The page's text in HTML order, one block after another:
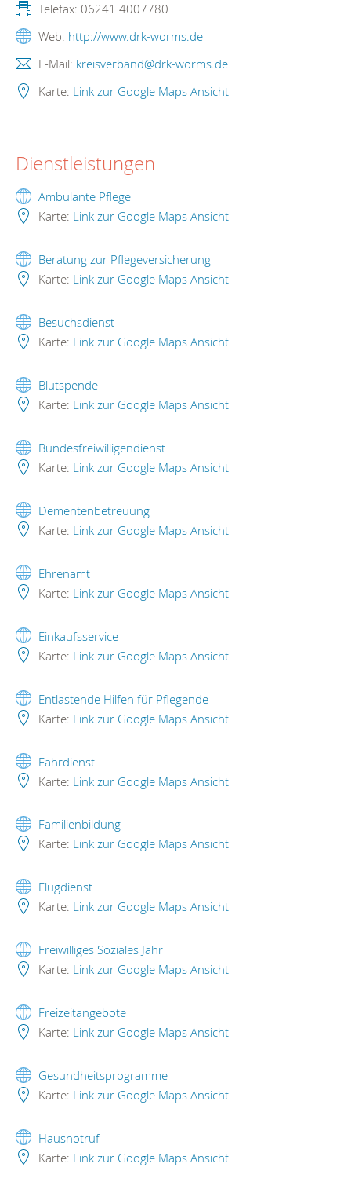
Telefax: 06241 4007780
Web: http://www.drk-worms.de
E-Mail: kreisverband@drk-worms.de
Karte: Link zur Google Maps Ansicht
Dienstleistungen
Ambulante Pflege
Karte: Link zur Google Maps Ansicht
Beratung zur Pflegeversicherung
Karte: Link zur Google Maps Ansicht
Besuchsdienst
Karte: Link zur Google Maps Ansicht
Blutspende
Karte: Link zur Google Maps Ansicht
Bundesfreiwilligendienst
Karte: Link zur Google Maps Ansicht
Dementenbetreuung
Karte: Link zur Google Maps Ansicht
Ehrenamt
Karte: Link zur Google Maps Ansicht
Einkaufsservice
Karte: Link zur Google Maps Ansicht
Entlastende Hilfen für Pflegende
Karte: Link zur Google Maps Ansicht
Fahrdienst
Karte: Link zur Google Maps Ansicht
Familienbildung
Karte: Link zur Google Maps Ansicht
Flugdienst
Karte: Link zur Google Maps Ansicht
Freiwilliges Soziales Jahr
Karte: Link zur Google Maps Ansicht
Freizeitangebote
Karte: Link zur Google Maps Ansicht
Gesundheitsprogramme
Karte: Link zur Google Maps Ansicht
Hausnotruf
Karte: Link zur Google Maps Ansicht